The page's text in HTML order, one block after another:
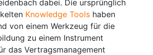
dabei. Die ursprünglich
Knowledge Tools haben
von einem Werkzeug für die
zu einem Instrument
das Vertragsmanagement